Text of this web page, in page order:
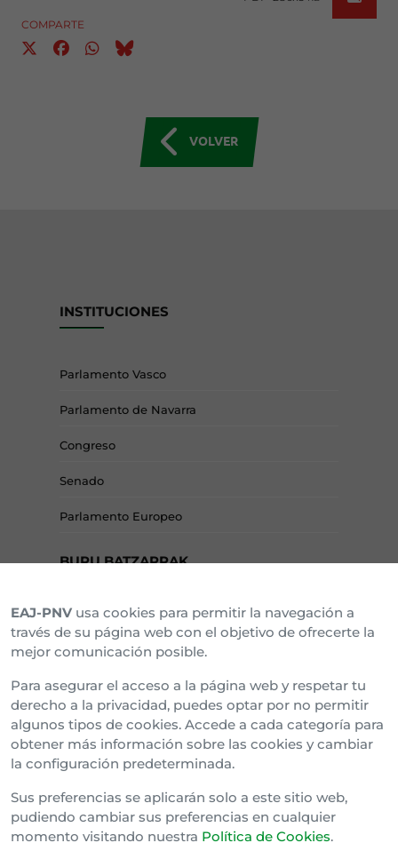
COMPARTE
VOLVER
INSTITUCIONES
Parlamento Vasco
Parlamento de Navarra
Congreso
Senado
Parlamento Europeo
BURU BATZARRAK
Araba Buru Batzar
Bizkai Buru Batzar
Gipuzko Buru Batzar
Ipar Buru Batzar
Napar Buru Batzar
EAJ-PNV usa cookies para permitir la navegación a
través de su página web con el objetivo de ofrecerte la
mejor comunicación posible.
Para asegurar el acceso a la página web y respetar tu
derecho a la privacidad, puedes optar por no permitir
algunos tipos de cookies. Accede a cada categoría para
obtener más información sobre las cookies y cambiar
la configuración predeterminada.
Sus preferencias se aplicarán solo a este sitio web,
pudiendo cambiar sus preferencias en cualquier
momento visitando nuestra Política de Cookies.